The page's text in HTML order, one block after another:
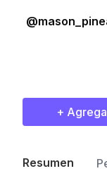
+
Resumen